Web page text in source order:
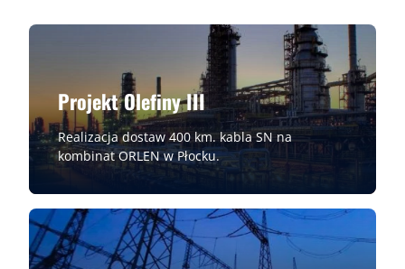
Projekt Olefiny III
Realizacja dostaw 400 km. kabla SN na
kombinat ORLEN w Płocku.